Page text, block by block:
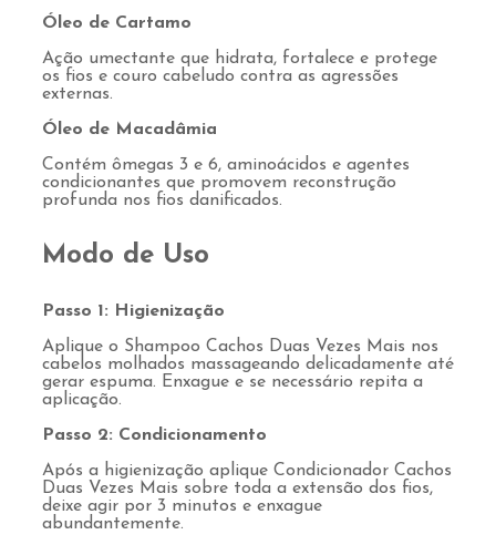
Óleo de Cartamo
Ação umectante que hidrata, fortalece e protege
os fios e couro cabeludo contra as agressões
externas.
Óleo de Macadâmia
Contém ômegas 3 e 6, aminoácidos e agentes
condicionantes que promovem reconstrução
profunda nos fios danificados.
Modo de Uso
Passo 1: Higienização
Aplique o Shampoo Cachos Duas Vezes Mais nos
cabelos molhados massageando delicadamente até
gerar espuma. Enxague e se necessário repita a
aplicação.
Passo 2: Condicionamento
Após a higienização aplique Condicionador Cachos
Duas Vezes Mais sobre toda a extensão dos fios,
deixe agir por 3 minutos e enxague
abundantemente.